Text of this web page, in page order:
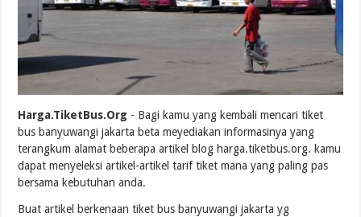
Harga.TiketBus.Org - Bagi kamu yang kembali mencari tiket
bus banyuwangi jakarta beta meyediakan informasinya yang
terangkum alamat beberapa artikel blog harga.tiketbus.org. kamu
dapat menyeleksi artikel-artikel tarif tiket mana yang paling pas
bersama kebutuhan anda.
Buat artikel berkenaan tiket bus banyuwangi jakarta yg